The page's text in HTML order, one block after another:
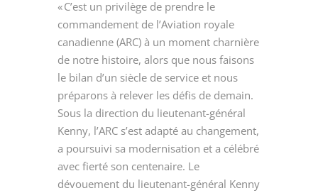
« C’est un privilège de prendre le
commandement de l’Aviation royale
canadienne (ARC) à un moment charnière
de notre histoire, alors que nous faisons
le bilan d’un siècle de service et nous
préparons à relever les défis de demain.
Sous la direction du lieutenant-général
Kenny, l’ARC s’est adapté au changement,
a poursuivi sa modernisation et a célébré
avec fierté son centenaire. Le
dévouement du lieutenant-général Kenny